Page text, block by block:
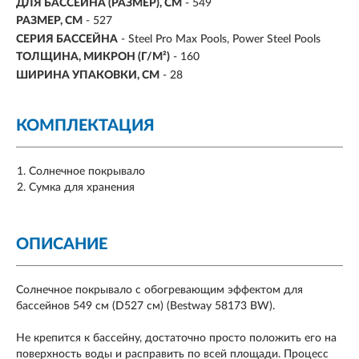
ДЛЯ БАССЕЙНА (РАЗМЕР), СМ - 549
РАЗМЕР, СМ - 527
СЕРИЯ БАССЕЙНА - Steel Pro Max Pools, Power Steel Pools
ТОЛЩИНА, МИКРОН (Г/М²) - 160
ШИРИНА УПАКОВКИ, СМ - 28
КОМПЛЕКТАЦИЯ
Солнечное покрывало
Сумка для хранения
ОПИСАНИЕ
Солнечное покрывало с обогревающим эффектом для
бассейнов 549 см (D527 см) (Bestway 58173 BW).
Не крепится к бассейну, достаточно просто положить его на
поверхность воды и расправить по всей площади. Процесс